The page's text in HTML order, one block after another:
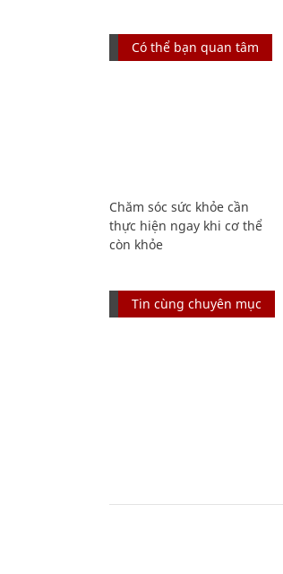
Có thể bạn quan tâm
Chăm sóc sức khỏe cần
thực hiện ngay khi cơ thể
còn khỏe
Tin cùng chuyên mục